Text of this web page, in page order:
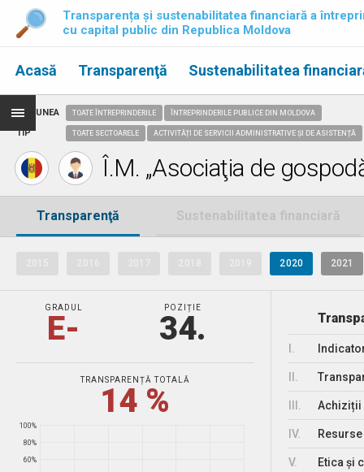
Transparența și sustenabilitatea financiară a
cu capital public din Republica Moldova
Acasă Transparenţă Sustenabilitatea
REGIUNEA
TIP
TOATE ÎNTREPRINDERILE ÎNTREPRINDERILE PUBLICE DIN MOLDOVA
TOATE SECTOARELE ACTIVITĂȚI DE SERVICII ADMINISTRATIVE ȘI DE ASISTENȚĂ
Î.M. „Asociaţia de
Transparenţă Sustenabilitatea financiară
2020 2021
GRADUL
E-
POZIȚIE
34.
TRANSPARENȚĂ TOTALĂ
14 %
60%
80%
100%
Achiziții
IV.
V. Etica și